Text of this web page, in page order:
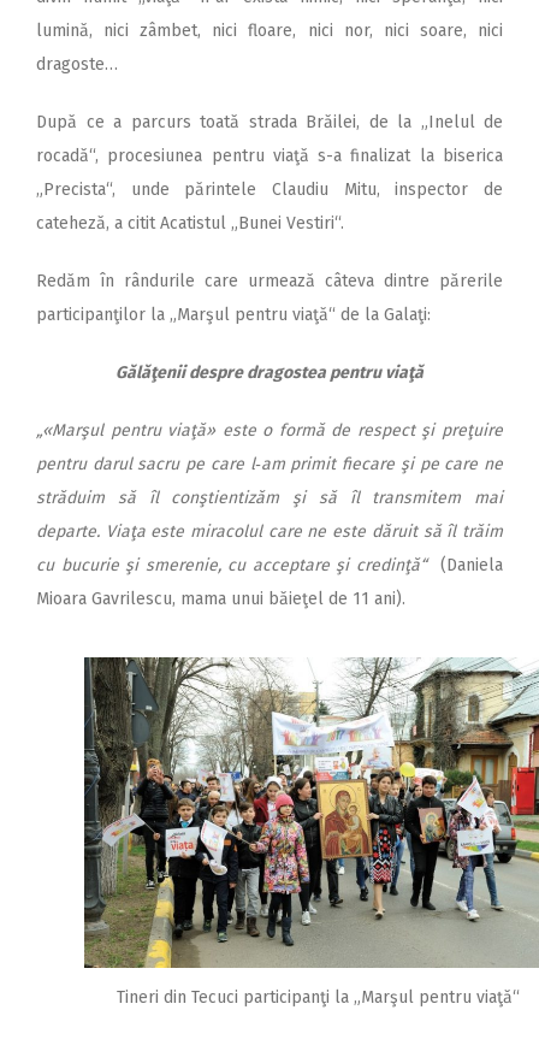
lumină, nici zâmbet, nici floare, nici nor, nici soare, nici
dragoste…
După ce a parcurs toată strada Brăilei, de la „Inelul de
rocadă“, procesiunea pentru viaţă s-a finalizat la biserica
„Precista“, unde părintele Claudiu Mitu, inspector de
cateheză, a citit Acatistul „Bunei Vestiri“.
Redăm în rândurile care urmează câteva dintre părerile
participanţilor la „Marşul pentru viaţă“ de la Galaţi:
Gălăţenii despre dragostea pentru viaţă
„«Marşul pentru viaţă» este o formă de respect şi preţuire
pentru darul sacru pe care l‑am primit fiecare şi pe care ne
străduim să îl conştientizăm şi să îl transmitem mai
departe. Viaţa este miracolul care ne este dăruit să îl trăim
cu bucurie şi smerenie, cu acceptare şi credinţă“ (Daniela
Mioara Gavrilescu, mama unui băieţel de 11 ani).
Tineri din Tecuci participanţi la „Marşul pentru viaţă“